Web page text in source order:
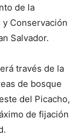
de la
Conservación
Salvador.
través de la
de bosque
del Picacho,
de fijación